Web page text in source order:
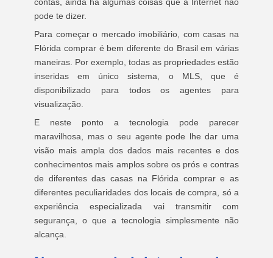
pode te dizer.
Para começar o mercado imobiliário, com casas na
Flórida comprar é bem diferente do Brasil em várias
maneiras. Por exemplo, todas as propriedades estão
inseridas em único sistema, o MLS, que é
disponibilizado para todos os agentes para
visualização.
E neste ponto a tecnologia pode parecer
maravilhosa, mas o seu agente pode lhe dar uma
visão mais ampla dos dados mais recentes e dos
conhecimentos mais amplos sobre os prós e contras
de diferentes das casas na Flórida comprar e as
diferentes peculiaridades dos locais de compra, só a
experiência especializada vai transmitir com
segurança, o que a tecnologia simplesmente não
alcança.